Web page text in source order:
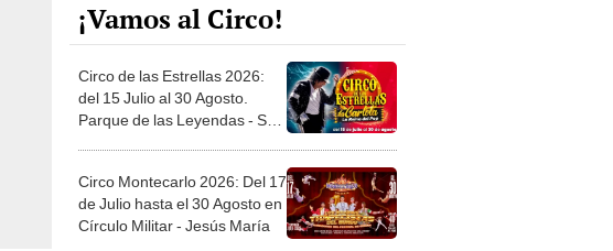
¡Vamos al Circo!
Circo de las Estrellas 2026:
del 15 Julio al 30 Agosto.
Parque de las Leyendas - San
Circo Montecarlo 2026: Del 17
de Julio hasta el 30 Agosto en
Círculo Militar - Jesús María